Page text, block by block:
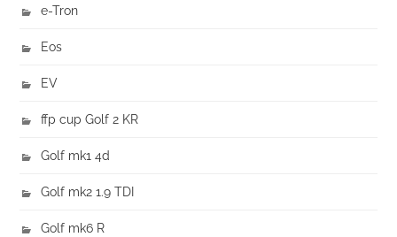
e-Tron
Eos
EV
ffp cup Golf 2 KR
Golf mk1 4d
Golf mk2 1.9 TDI
Golf mk6 R